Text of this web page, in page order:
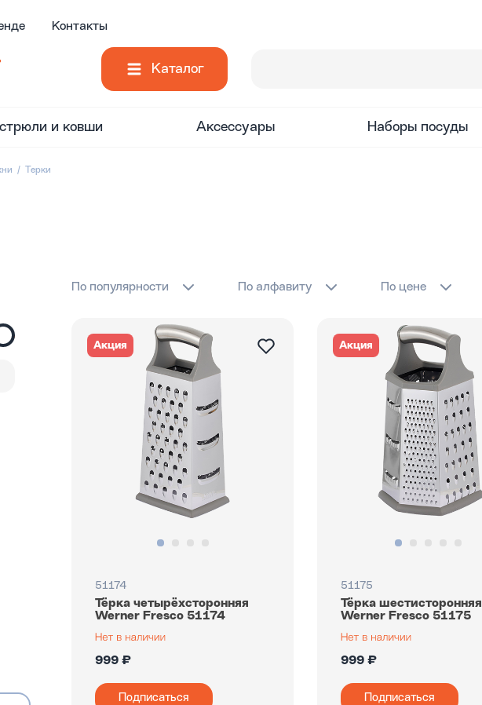
Контакты
Каталог
и ковши Аксессуары Наборы посуды
Терки
По популярности По алфавиту По цене
Акция
51174
Тёрка четырёхсторонняя
Werner Fresco 51174
999 ₽
Подписаться
Акция
51175
Тёрка шестисторонняя
Werner Fresco 51175
999 ₽
Подписаться